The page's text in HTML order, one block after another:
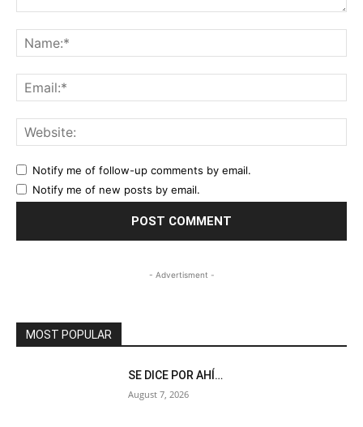
Notify me of follow-up comments by email.
Notify me of new posts by email.
- Advertisment -
MOST POPULAR
SE DICE POR AHÍ…
August 7, 2026